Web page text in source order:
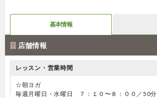
基本情報
店舗情報
レッスン・営業時間
☆朝ヨガ
毎週月曜日・水曜日 ７：１０〜８：００／50分